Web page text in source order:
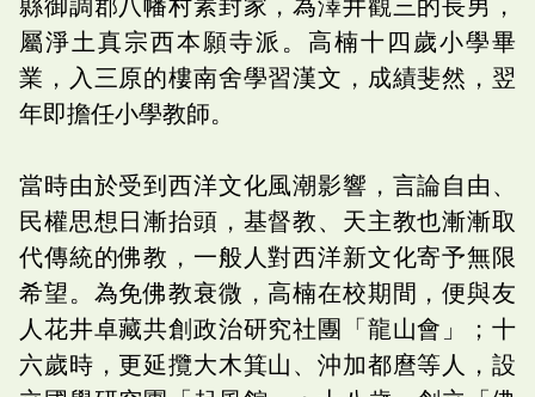
縣御調郡八幡村素封家，為澤井觀三的長男，
屬淨土真宗西本願寺派。高楠十四歲小學畢
業，入三原的樓南舍學習漢文，成績斐然，翌
年即擔任小學教師。
當時由於受到西洋文化風潮影響，言論自由、
民權思想日漸抬頭，基督教、天主教也漸漸取
代傳統的佛教，一般人對西洋新文化寄予無限
希望。為免佛教衰微，高楠在校期間，便與友
人花井卓藏共創政治研究社團「龍山會」；十
六歲時，更延攬大木箕山、沖加都麿等人，設